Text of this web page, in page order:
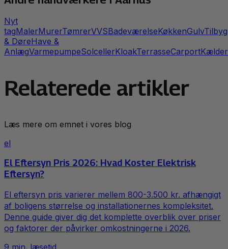
Nyt
tagMalerMurerTømrerVVSBadeværelseKøkkenGulv
& DøreHave &
AnlægVarmepumpeSolcellerKloakTerrasseCarport
Relaterede artikler
Læs mere om emnet i vores blog
el
El Eftersyn Pris 2026: Hvad Koster Elektrisk
Eftersyn?
El eftersyn pris varierer mellem 800-3.500 kr. afhængigt
af boligens størrelse og installationernes kompleksitet.
Denne guide giver dig det komplette overblik over priser
og faktorer der påvirker omkostningerne i 2026.